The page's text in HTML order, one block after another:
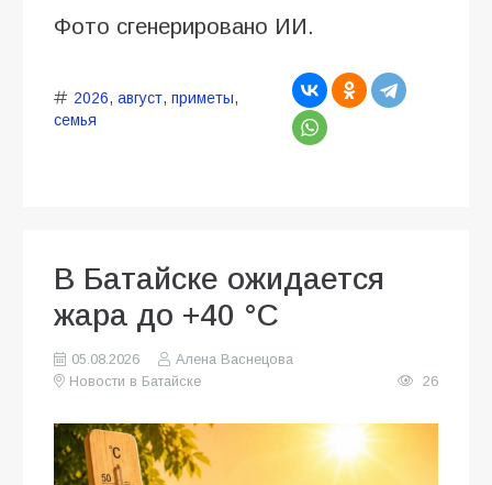
Фото сгенерировано ИИ.
2026, август, приметы,
семья
В Батайске ожидается
жара до +40 °C
05.08.2026
Алена Васнецова
Новости в Батайске
26